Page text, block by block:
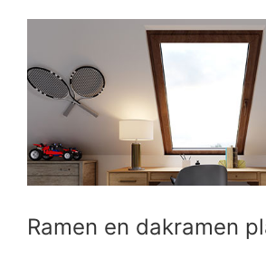
Ramen en dakramen